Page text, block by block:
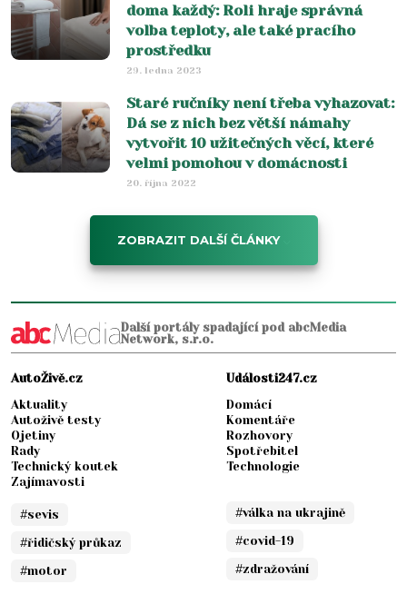
doma každý: Roli hraje správná
volba teploty, ale také pracího
prostředku
29. ledna 2023
Staré ručníky není třeba vyhazovat:
Dá se z nich bez větší námahy
vytvořit 10 užitečných věcí, které
velmi pomohou v domácnosti
20. října 2022
ZOBRAZIT DALŠÍ ČLÁNKY
Další portály spadající pod abcMedia
Network, s.r.o.
AutoŽivě.cz
Aktuality
Autoživě testy
Ojetiny
Rady
Technický koutek
Zajímavosti
#sevis
#řidičský průkaz
#motor
Události247.cz
Domácí
Komentáře
Rozhovory
Spotřebitel
Technologie
#válka na ukrajině
#covid-19
#zdražování